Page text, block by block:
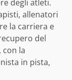
degli atleti.
allenatori
la carriera e
del
la
in pista,